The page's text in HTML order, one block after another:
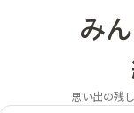
み
思い出の残